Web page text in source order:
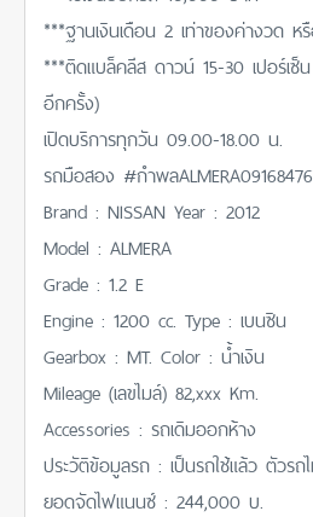
***ฐานเงินเดือน 2 เท่าของค่างวด ห
***ติดแบล็คลีส ดาวน์ 15-30 เปอร์เซ็
อีกครั้ง)
เปิดบริการทุกวัน 09.00-18.00 น.
รถมือสอง #กำพล
Brand : NISSAN Year : 2012
Model : ALMERA
Grade : 1.2 E
Engine : 1200 cc. Type : เบนซิน
Gearbox : MT. Color : น้ำเงิน
Mileage (เลขไมล์) 82,xxx Km.
Accessories : รถเดิมออกห้าง
ประวัติข้อมูลรถ : เป็นรถใช้แล้ว ตัวร
ยอดจัดไฟแนนซ์ : 244,000 บ.